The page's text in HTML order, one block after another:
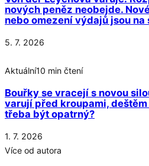
nových peněz neobejde.
nebo omezení výdajů jsou na
5. 7. 2026
Aktuální10 min čtení
Bouřky se vracejí s novou
varují před kroupami,
třeba být opatrný?
1. 7. 2026
Více od autora